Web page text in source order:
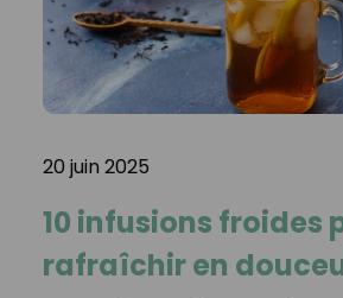
20 juin 2025
10 infusions froides
rafraîchir en